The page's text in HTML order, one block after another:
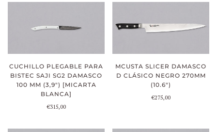
CUCHILLO PLEGABLE PARA
BISTEC SAJI SG2 DAMASCO
100 MM (3,9") [MICARTA
BLANCA]
€315,00
MCUSTA SLICER DAMASCO
D CLÁSICO NEGRO 270MM
(10.6")
€275,00